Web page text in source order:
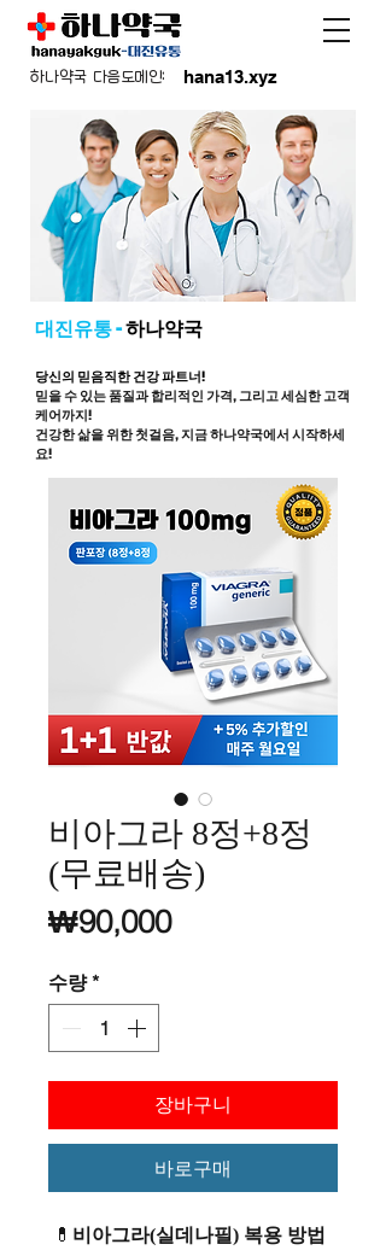
hana13.xyz
하나약국 다음도메인:
대진유통 -하나약국
당신의 믿음직한 건강 파트너!
믿을 수 있는 품질과 합리적인 가격, 그리고 세심한 고객
케어까지!
건강한 삶을 위한 첫걸음, 지금 하나약국에서 시작하세
요!
비아그라 8정+8정​
(무료배송)
₩90,000가격
수량 *
장바구니
바로구매
💊 비아그라(실데나필) 복용 방법